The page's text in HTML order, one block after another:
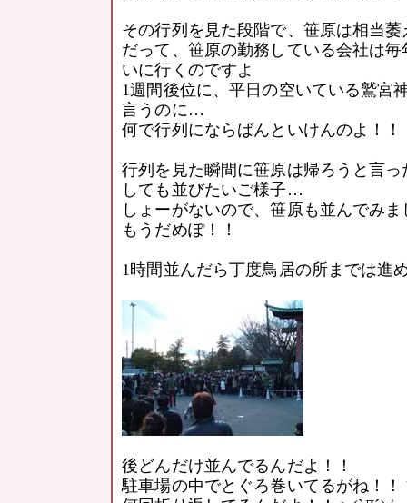
その行列を見た段階で、笹原は相当
だって、笹原の勤務している会社は
いに行くのですよ
1週間後位に、平日の空いている鷲宮
言うのに…
何で行列にならばんといけんのよ！！
行列を見た瞬間に笹原は帰ろうと言
しても並びたいご様子…
しょーがないので、笹原も並んでみ
もうだめぽ！！
1時間並んだら丁度鳥居の所までは進
後どんだけ並んでるんだよ！！
駐車場の中でとぐろ巻いてるがね！！